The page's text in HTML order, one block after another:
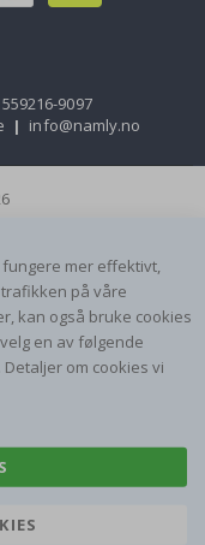
559216-9097
| info@namly.no
mer effektivt,
på våre
kan også bruke cookies
en av følgende
om cookies vi